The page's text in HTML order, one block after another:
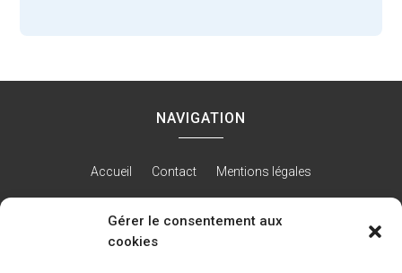
Gérer le consentement aux
cookies
NAVIGATION
Accueil Contact Mentions légales
RÉALISATION